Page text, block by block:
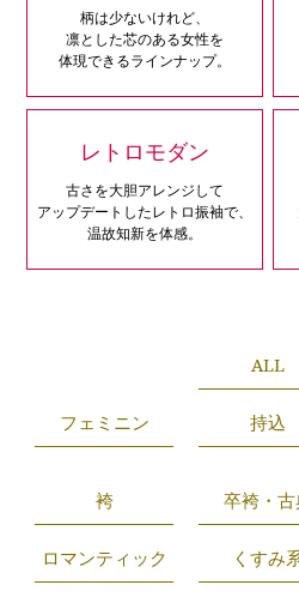
柄は少ないけれど、
凛とした芯のある女性を
体現できるラインナップ。
レトロモダン
古さを大胆アレンジして
アップデートしたレトロ振袖で、
温故知新を体感。
ALL
フェミニン 持込
袴 卒袴・古
ロマンティック くすみ